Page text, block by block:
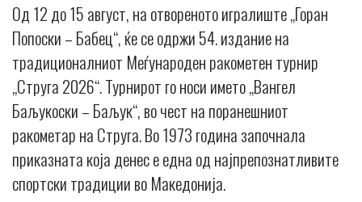
Од 12 до 15 август, на отвореното игралиште „Горан
Попоски – Бабец“, ќе се одржи 54. издание на
традиционалниот Меѓународен ракометен турнир
„Струга 2026“. Турнирот го носи името „Вангел
Баљукоски – Баљук“, во чест на поранешниот
ракометар на Струга. Во 1973 година започнала
приказната која денес е една од најпрепознатливите
спортски традиции во Македонија.